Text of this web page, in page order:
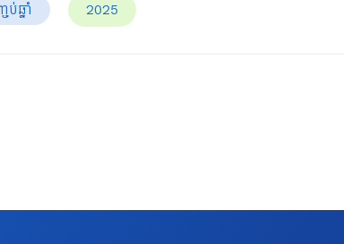
ឆ្នាំ 2025